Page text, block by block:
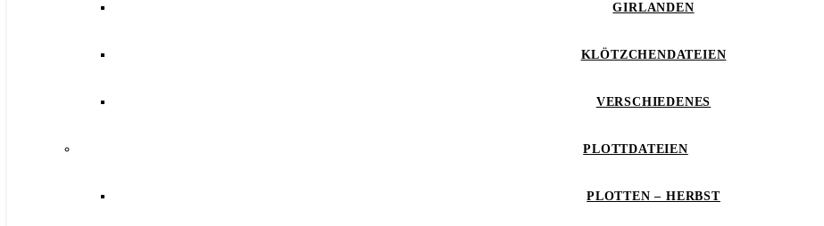
GIRLANDEN
KLÖTZCHENDATEIEN
VERSCHIEDENES
PLOTTDATEIEN
PLOTTEN – HERBST